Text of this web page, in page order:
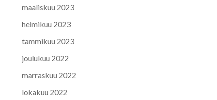
maaliskuu 2023
helmikuu 2023
tammikuu 2023
joulukuu 2022
marraskuu 2022
lokakuu 2022